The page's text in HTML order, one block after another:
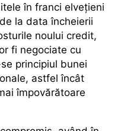
în franci elvețieni
la data încheierii
noului credit,
fi negociate cu
principiul bunei
astfel încât
împovărătoare